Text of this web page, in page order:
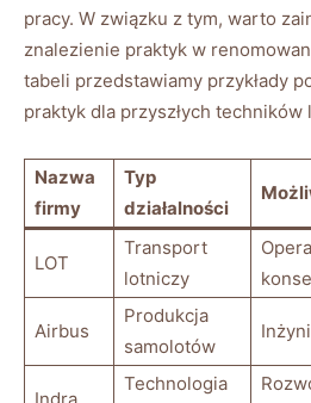
pracy. W związku z tym, warto
znalezienie praktyk w
tabeli przedstawiamy przykłady
praktyk dla przyszłych techników
Nazwa
firmy
Typ
działalności
LOT
Transport
lotniczy
Airbus
Produkcja
samolotów
Technologia